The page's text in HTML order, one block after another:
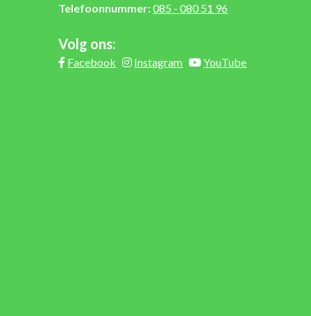
Telefoonnummer:085 - 080 51 96
Volg ons:
Facebook Instagram YouTube